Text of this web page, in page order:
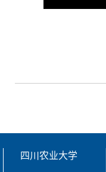
四川农业大学